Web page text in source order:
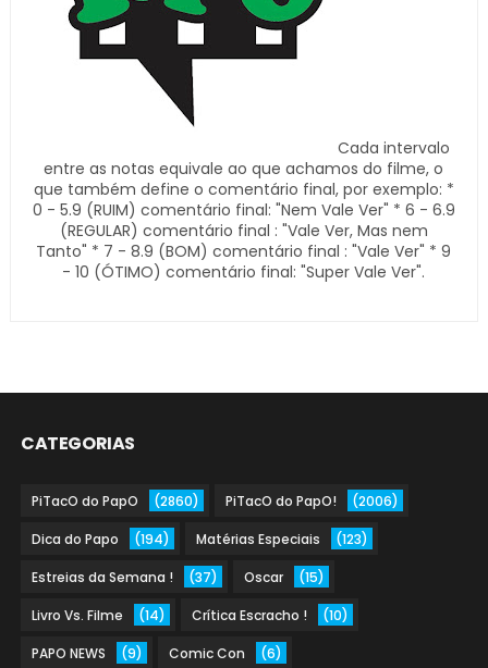
Cada intervalo
entre as notas equivale ao que achamos do filme, o
que também define o comentário final, por exemplo: *
0 - 5.9 (RUIM) comentário final: "Nem Vale Ver" * 6 - 6.9
(REGULAR) comentário final : "Vale Ver, Mas nem
Tanto" * 7 - 8.9 (BOM) comentário final : "Vale Ver" * 9
- 10 (ÓTIMO) comentário final: "Super Vale Ver".
CATEGORIAS
PiTacO do PapO (2860) PiTacO do PapO! (2006)
Dica do Papo (194) Matérias Especiais (123)
Estreias da Semana ! (37) Oscar (15)
Livro Vs. Filme (14) Crítica Escracho ! (10)
PAPO NEWS (9) Comic Con (6)